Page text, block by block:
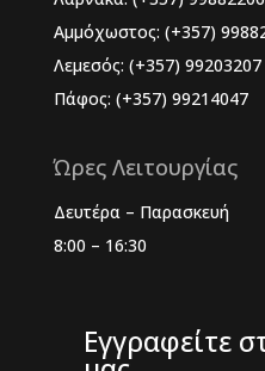
Αμμόχωστος: (+357)
Λεμεσός: (+357) 99203207
Πάφος: (+357) 99214047
Ώρες Λειτουργίας
Δευτέρα – Παρασκευή
8:00 – 16:30
Εγγραφείτε